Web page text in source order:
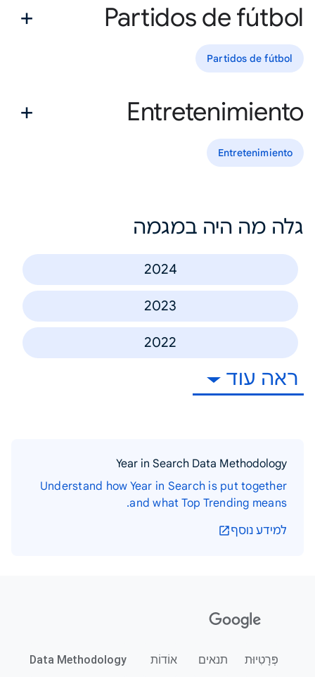
Partidos de fútbol
Partidos de fútbol
Entretenimiento
Entretenimiento
גלה מה היה במגמה
2024
2023
2022
ראה עוד
Year in Search Data Methodology
Understand how Year in Search is put together
and what Top Trending means.
למידע נוסף
פְּרָטִיוּת תנאים אוֹדוֹת Data Methodology